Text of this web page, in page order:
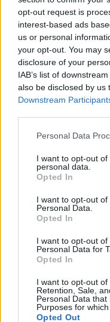
opt-out request is
interest-based ads
us or personal
your opt-out. You may
disclosure of your
IAB’s list of
also be disclosed by us
Downstream
Please note that this
not limited to your visit
grant or deny consent
use your data for
consent section.
Personal Data
I want to opt-out
personal data.
Opted In
I want to opt-out
Personal Data.
Opted In
I want to opt-out
Personal Data for
Opted In
I want to opt-out of
Retention, Sale,
Personal Data
Purposes for
Opted Out
a
A